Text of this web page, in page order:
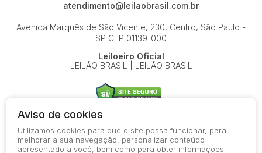
atendimento@leilaobrasil.com.br
Avenida Marquês de São Vicente, 230, Centro, São Paulo -
SP CEP 01139-000
Leiloeiro Oficial
LEILÃO BRASIL | LEILÃO BRASIL
© 2026-present - Todos os direitos reservados
Aviso de cookies
Utilizamos cookies para que o site possa funcionar, para
melhorar a sua navegação, personalizar conteúdo
apresentado a você, bem como para obter informações